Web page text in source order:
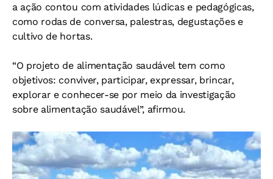
a ação contou com atividades lúdicas e pedagógicas,
como rodas de conversa, palestras, degustações e
cultivo de hortas.
“O projeto de alimentação saudável tem como
objetivos: conviver, participar, expressar, brincar,
explorar e conhecer-se por meio da investigação
sobre alimentação saudável”, afirmou.